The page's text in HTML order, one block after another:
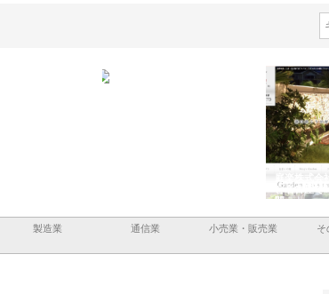
と名古屋で
間
製造業 通信業 小売業・販売業 そ